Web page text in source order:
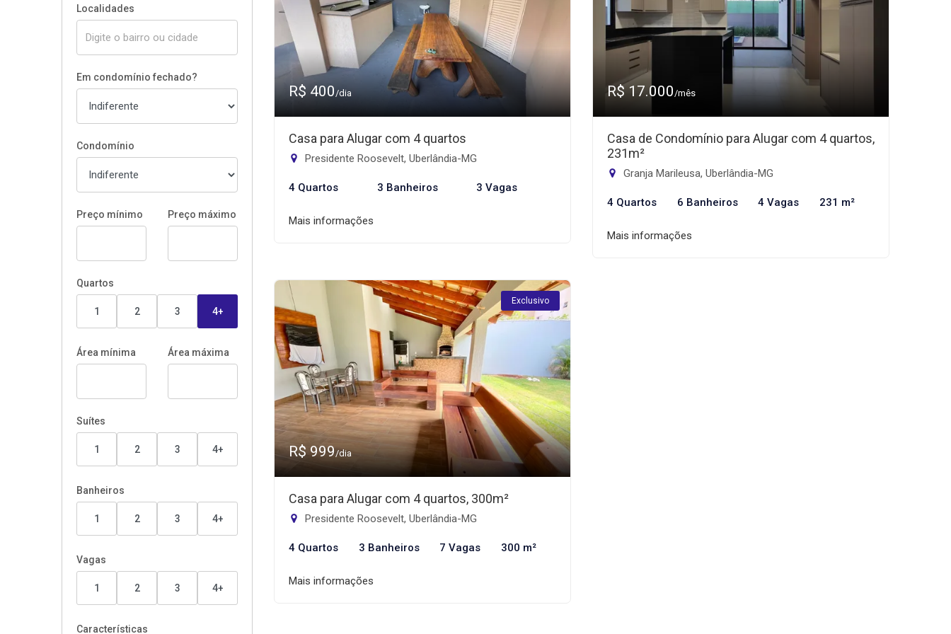
Localidades
Em condomínio fechado?
Condomínio
Preço mínimo Preço máximo
Quartos
1 2 3 4+
Área mínima Área máxima
Suítes
1 2 3 4+
Banheiros
1 2 3 4+
Vagas
1 2 3 4+
Características
R$ 400/dia
Casa para Alugar com 4 quartos
Presidente Roosevelt, Uberlândia-MG
4 Quartos 3 Banheiros 3 Vagas
Mais informações
R$ 17.000/mês
Casa de Condomínio para Alugar com 4 quartos,
231m²
Granja Marileusa, Uberlândia-MG
4 Quartos 6 Banheiros 4 Vagas 231 m²
Mais informações
Exclusivo
R$ 999/dia
Casa para Alugar com 4 quartos, 300m²
Presidente Roosevelt, Uberlândia-MG
4 Quartos 3 Banheiros 7 Vagas 300 m²
Mais informações